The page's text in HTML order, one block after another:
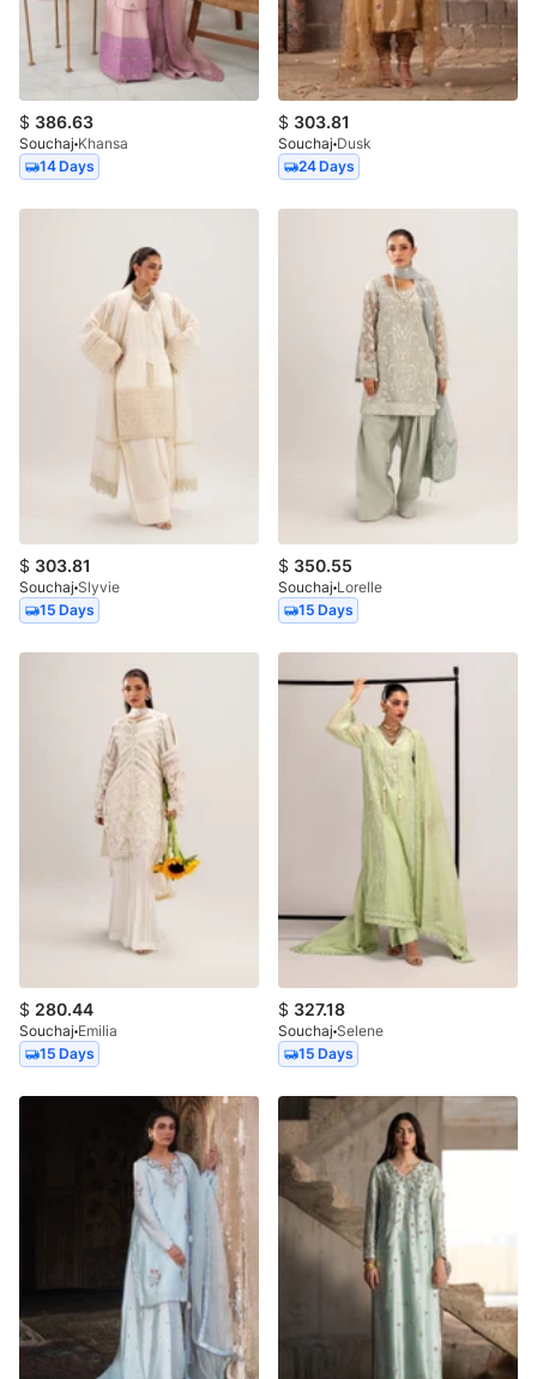
$ 386.63
Souchaj Khansa
14 Days
$ 303.81
Souchaj Dusk
24 Days
$ 303.81
Souchaj Slyvie
15 Days
$ 350.55
Souchaj Lorelle
15 Days
$ 280.44
Souchaj Emilia
15 Days
$ 327.18
Souchaj Selene
15 Days